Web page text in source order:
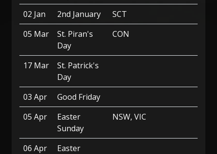
02 Jan
2nd January
SCT
05 Mar
St. Piran's
Day
CON
17 Mar
St. Patrick's
Day
03 Apr
Good Friday
05 Apr
Easter
Sunday
NSW, VIC
06 Apr
Easter